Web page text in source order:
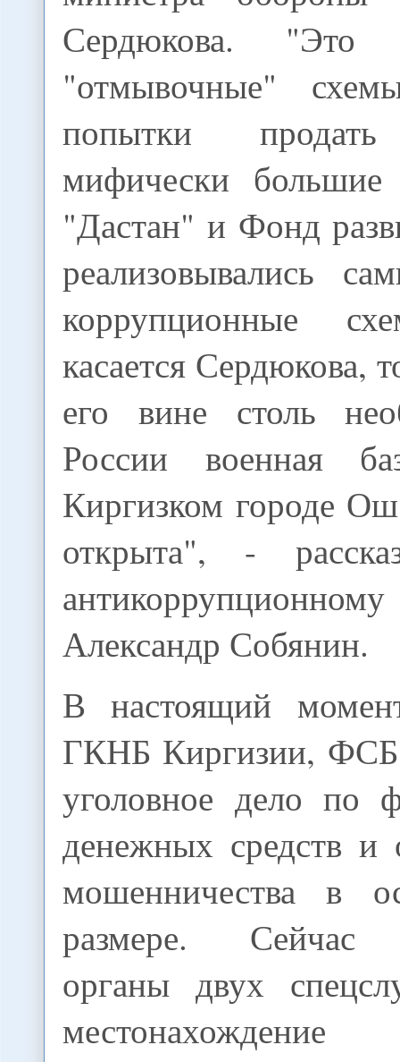
Сердюкова. "Это
"отмывочные"
попытки
мифически большие
"Дастан" и Фонд
реализовывались
коррупционные
касается Сердюкова,
его вине столь
России военная
Киргизком городе
открыта", -
Александр Собянин.
В настоящий
ГКНБ Киргизии, ФСБ
уголовное дело по
денежных средств и
мошенничества в
размере. Сейчас
органы двух